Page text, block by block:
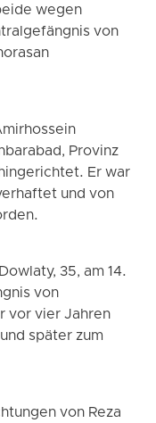
wegen
von
Provinz
Er war
und von
35, am 14.
von
vor vier Jahren
später zum
von Reza